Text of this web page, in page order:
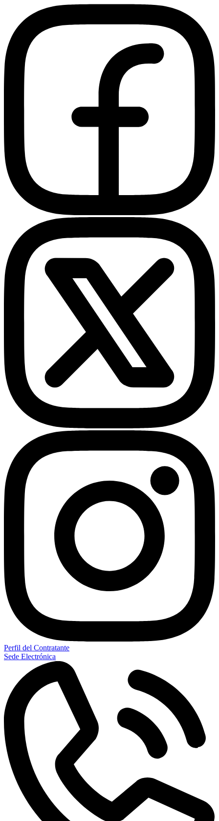
contenido
Perfil del Contratante
Sede Electrónica